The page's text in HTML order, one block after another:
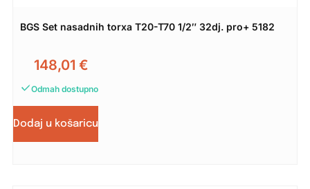
BGS Set nasadnih torxa T20-T70 1/2″ 32dj. pro+ 5182
148,01 €
Odmah dostupno
Dodaj u košaricu